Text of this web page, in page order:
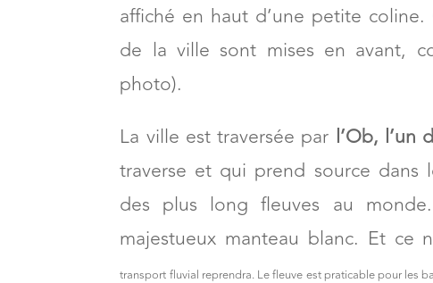
affiché en haut d’une petite
de la ville sont mises en avant,
photo).
La ville est traversée par l’Ob, l’un
traverse et qui prend source dans
des plus long fleuves au
majestueux manteau blanc. Et ce
transport fluvial reprendra. Le fleuve est praticable pour les